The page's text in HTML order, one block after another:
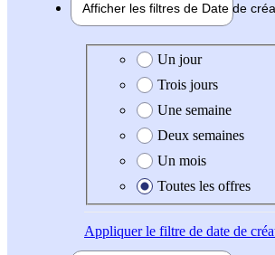
Afficher les filtres de Date de
Date de création de l'offre
Un jour
Trois jours
Une semaine
Deux semaines
Un mois
Toutes les offres
Appliquerle filtre de date de